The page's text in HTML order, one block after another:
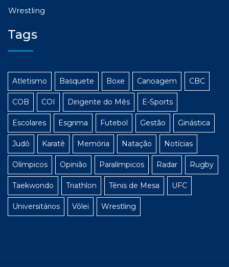
Wrestling
Tags
Atletismo Basquete Boxe Canoagem CBC
COB COI Dirigente do Mês E-Sports
Escolares Esgrima Futebol Gestão Ginástica
Judô Karatê Memória Natação Notícias
Olímpicos Opinião Paralímpicos Radar Rugby
Taekwondo Triathlon Tênis de Mesa UFC
Universitários Vôlei Wrestling